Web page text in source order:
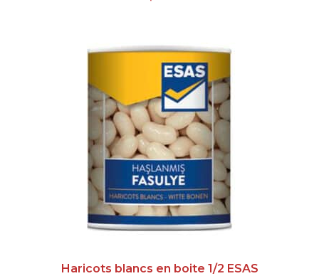
Haricots blancs en boite 1/2 ESAS